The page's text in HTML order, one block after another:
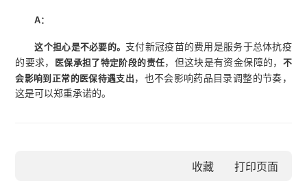
A：
这个担心是不必要的。 支付新冠疫苗的费用是服务于总体抗疫
的要求，
医保承担了特定阶段的责任，但这块是有资金保障的， 不
会影响到正常的医保待遇支出 ，也不会影响药品目录调整的节奏，
这是可以郑重承诺的。
收藏